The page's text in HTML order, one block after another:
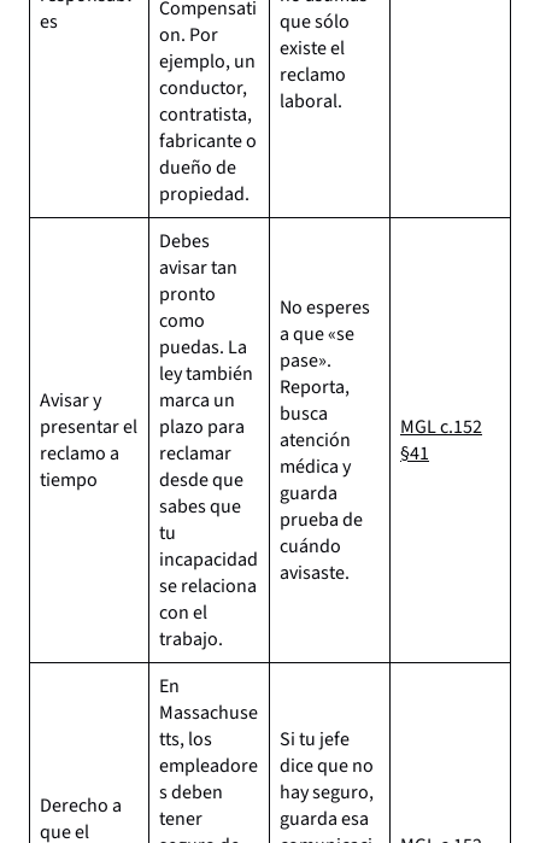
es
Compensati
on. Por
ejemplo, un
conductor,
contratista,
fabricante o
dueño de
propiedad.
que sólo
existe el
reclamo
laboral.
Avisar y
presentar el
reclamo a
tiempo
Debes
avisar tan
pronto
como
puedas. La
ley también
marca un
plazo para
reclamar
desde que
sabes que
tu
incapacidad
se relaciona
con el
trabajo.
No esperes
a que «se
pase».
Reporta,
busca
atención
médica y
guarda
prueba de
cuándo
avisaste.
MGL c.152
§41
Derecho a
que el
En
Massachuse
tts, los
empleadore
s deben
tener
Si tu jefe
dice que no
hay seguro,
guarda esa